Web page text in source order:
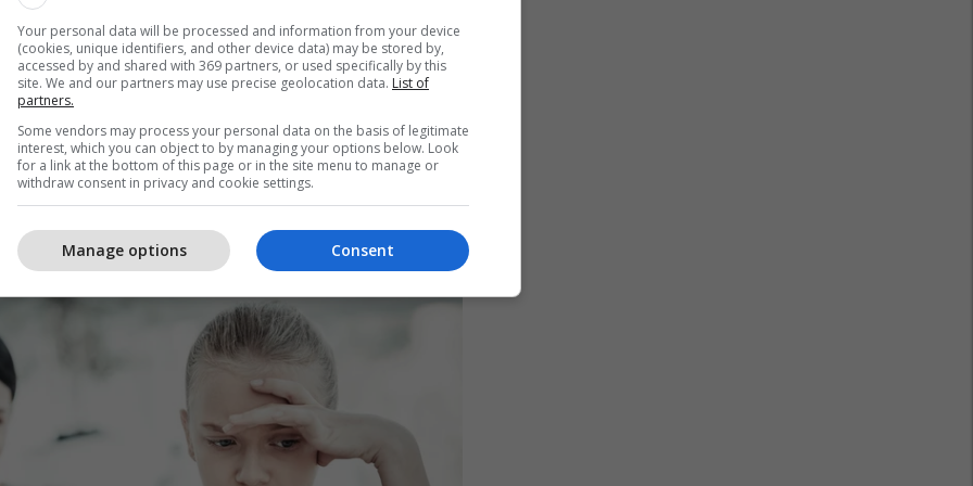
një prind që përpiqet ta mbrojë fëmijën nga
është përballur vetë (si p.sh. nga qentë apo
i japë fëmijës mundësinë për t’u përballur me
si t’i menaxhojë.
i njohur si “prindi helikopter”, që kontrollon
e mbikëqyr dhe e mbron në mënyrë të tepruar,
në zhvillimin e shëndetshëm mendor të tij.
Your personal data will be processed and information from your device
(cookies, unique identifiers, and other device data) may be stored by,
accessed by and shared with 369 partners, or used specifically by this
site. We and our partners may use precise geolocation data. List of
partners.
Some vendors may process your personal data on the basis of legitimate
interest, which you can object to by managing your options below. Look
for a link at the bottom of this page or in the site menu to manage or
withdraw consent in privacy and cookie settings.
Consent
Manage options